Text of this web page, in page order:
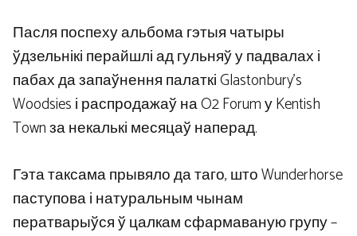
Пасля поспеху альбома гэтыя чатыры
ўдзельнікі перайшлі ад гульняў у падвалах і
пабах да запаўнення палаткі Glastonbury's
Woodsies і распродажаў на O2 Forum у Kentish
Town за некалькі месяцаў наперад.
Гэта таксама прывяло да таго, што Wunderhorse
паступова і натуральным чынам
ператварыўся ў цалкам сфармаваную групу –